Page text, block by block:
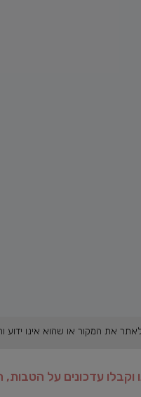
פורסמו בהתאם לסעיף 27א לחוק זכות יוצרים. במידה ואתם
עדכונים על הטבות,